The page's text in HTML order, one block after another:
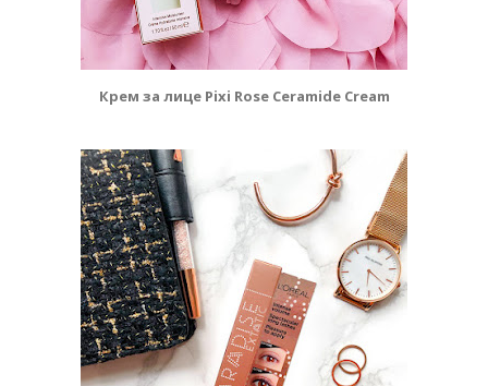
Крем за лице Pixi Rose Ceramide Cream